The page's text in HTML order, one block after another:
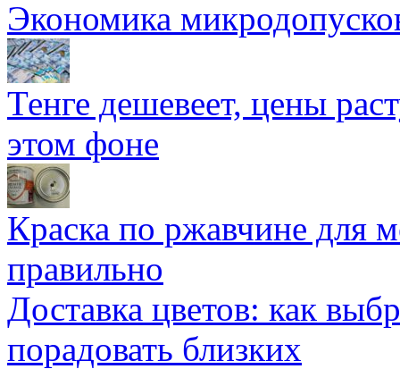
Экономика
Тенге дешевеет, цены
этом фоне
Краска по ржавчине для
правильно
Доставка цветов: как
порадовать близких